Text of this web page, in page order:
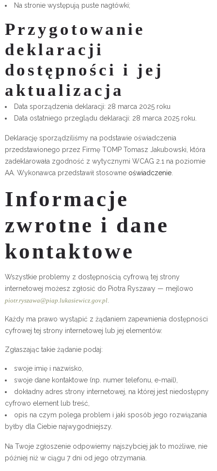
Na stronie występują puste nagłówki;
Przygotowanie
deklaracji
dostępności i jej
aktualizacja
Data sporządzenia deklaracji: 28 marca 2025 roku
Data ostatniego przeglądu deklaracji: 28 marca 2025 roku.
Deklarację sporządziliśmy na podstawie oświadczenia
przedstawionego przez Firmę TOMP Tomasz Jakubowski, która
zadeklarowała zgodność z wytycznymi WCAG 2.1 na poziomie
AA. Wykonawca przedstawił stosowne oświadczenie
Informacje
zwrotne i dane
kontaktowe
Wszystkie problemy z dostępnością cyfrową tej strony
internetowej możesz zgłosić do Piotra Ryszawy — mejlowo
piotr.ryszawa@piap.lukasiewicz.gov.pl
Każdy ma prawo wystąpić z żądaniem zapewnienia dostępności
cyfrowej tej strony internetowej lub jej elementów.
Zgłaszając takie żądanie podaj:
swoje imię i nazwisko,
swoje dane kontaktowe (np. numer telefonu, e-mail),
dokładny adres strony internetowej, na której jest niedostępny
cyfrowo element lub treść,
opis na czym polega problem i jaki sposób jego rozwiązania
byłby dla Ciebie najwygodniejszy.
Na Twoje zgłoszenie odpowiemy najszybciej jak to możliwe, nie
później niż w ciągu 7 dni od jego otrzymania.